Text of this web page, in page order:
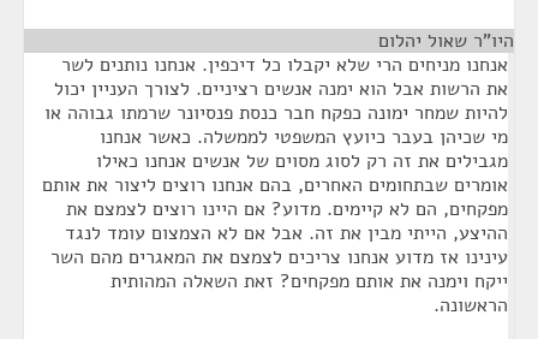
היו"ר שאול יהלום
אנחנו מניחים הרי שלא יקבלו כל דיכפין. אנחנו נותנים לשר
את הרשות אבל הוא ימנה אנשים רציניים. לצורך העניין יכול
להיות שמחר ימונה כפקח חבר כנסת פנסיונר שרמתו גבוהה או
מי שכיהן בעבר כיועץ המשפטי לממשלה. כאשר אנחנו
מגבילים את זה רק לסוג מסוים של אנשים אנחנו כאילו
אומרים שבתחומים האחרים, בהם אנחנו רוצים ליצור את אותם
מפקחים, הם לא קיימים. מדוע? אם היינו רוצים לצמצם את
ההיצע, הייתי מבין את זה. אבל אם לא הצמצום עומד לנגד
עינינו אז מדוע אנחנו צריכים לצמצם את המאגרים מהם השר
ייקח וימנה את אותם מפקחים? זאת השאלה המהותית
הראשונה.